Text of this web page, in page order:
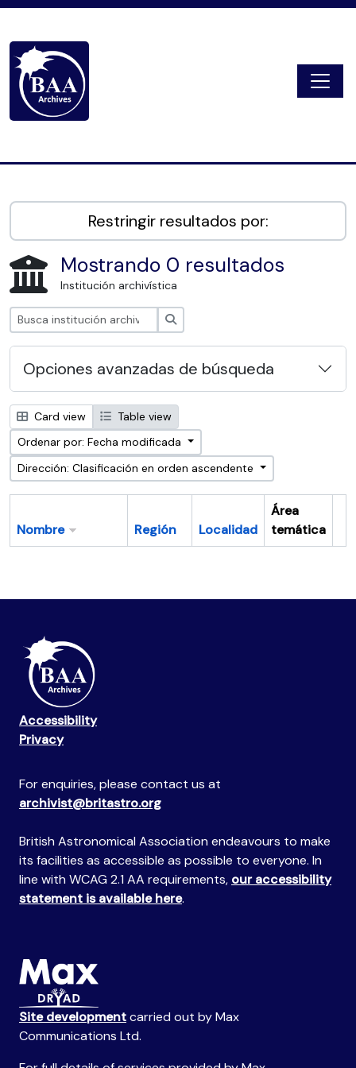
Restringir resultados por:
Mostrando 0 resultados
Institución archivística
Opciones avanzadas de búsqueda
Card view
Table view
Ordenar por: Fecha modificada
Dirección: Clasificación en orden ascendente
Nombre Región Localidad
Área
temática
Accessibility
Privacy
For enquiries, please contact us at
archivist@britastro.org
British Astronomical Association endeavours to make
its facilities as accessible as possible to everyone. In
line with WCAG 2.1 AA requirements, our accessibility
statement is available here.
Site developmentcarried out by Max
Communications Ltd.